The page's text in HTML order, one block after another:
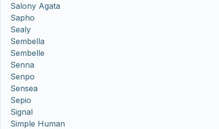
Salony Agata
Sapho
Sealy
Sembella
Sembelle
Senna
Senpo
Sensea
Sepio
Signal
Simple Human